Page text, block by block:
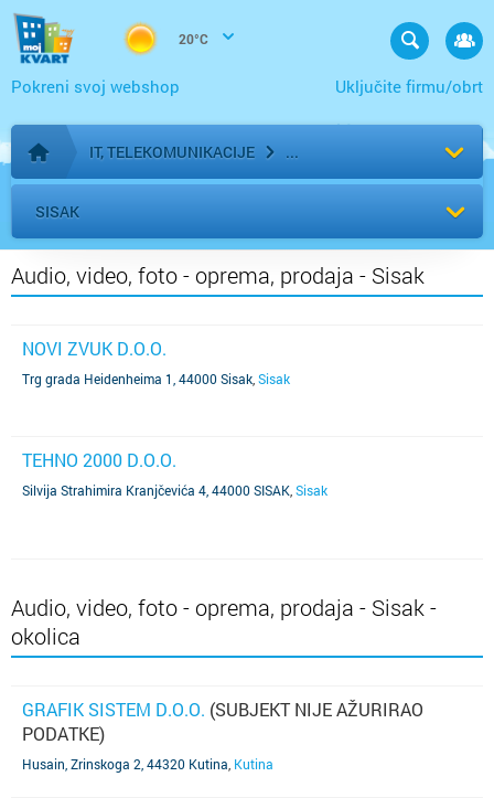
20°C
Uključite firmu/obrt
Pokreni svoj webshop
Početna stranica
IT, TELEKOMUNIKACIJE
SISAK
Audio, video, foto - oprema, prodaja - Sisak
NOVI ZVUK D.O.O.
Trg grada Heidenheima 1, 44000 Sisak Sisak
TEHNO 2000 D.O.O.
Silvija Strahimira Kranjčevića 4, 44000 SISAK Sisak
Audio, video, foto - oprema, prodaja - Sisak -
okolica
GRAFIK SISTEM D.O.O. (SUBJEKT NIJE AŽURIRAO
PODATKE)
Husain, Zrinskoga 2, 44320 Kutina Kutina